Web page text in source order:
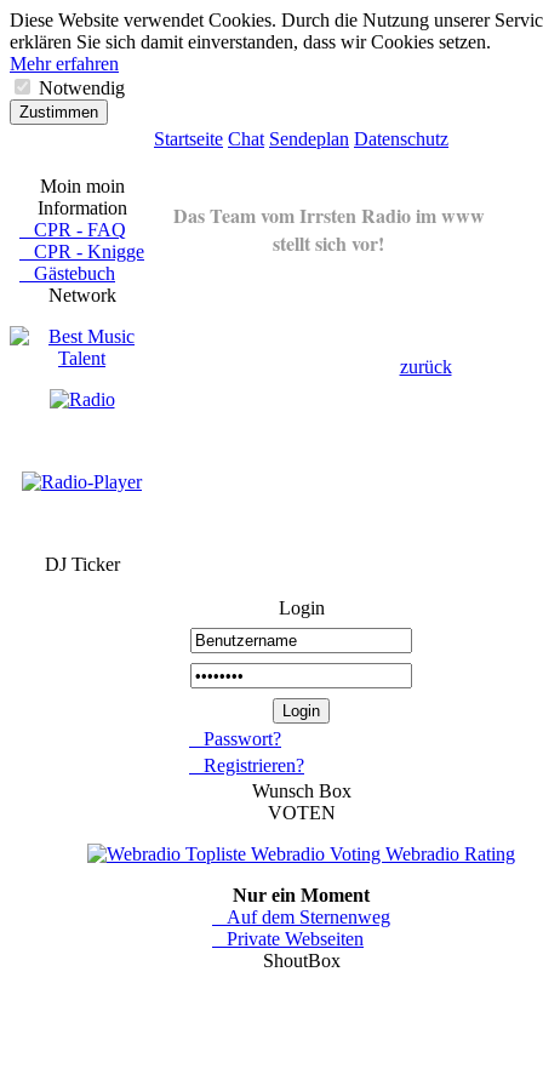
Diese Website verwendet Cookies. Durch die Nutzung unserer
erklären Sie sich damit einverstanden, dass wir Cookies setzen.
Mehr erfahren
Notwendig
Zustimmen
Startseite Chat Sendeplan Datenschutz
Moin moin
Information
CPR - FAQ
CPR - Knigge
Gästebuch
Network
DJ Ticker
Das Team vom Irrsten Radio im www
stellt sich vor!
zurück
Login
Passwort?
Registrieren?
Wunsch Box
VOTEN
Nur ein Moment
Auf dem Sternenweg
Private Webseiten
ShoutBox